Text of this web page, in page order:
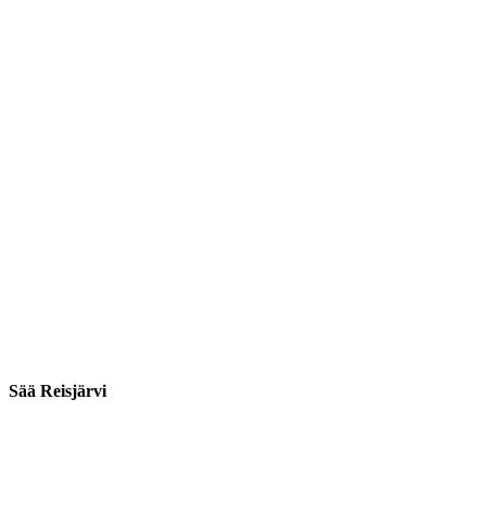
Sää Reisjärvi